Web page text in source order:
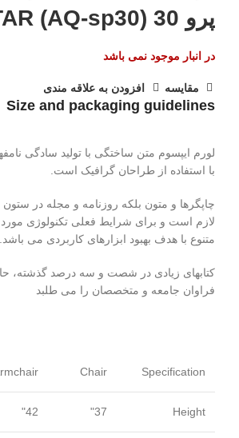
پرو LEDSTAR (AQ-sp30) 30
در انبار موجود نمی باشد
مقايسه افزودن به علاقه مندی
Size and packaging guidelines
لورم ایپسوم متن ساختگی با تولید سادگی
با استفاده از طراحان گرافیک است.
چاپگرها و متون بلکه روزنامه و مجله در
لازم است و برای شرایط فعلی تکنولوژی مورد
متنوع با هدف بهبود ابزارهای کاربردی می باشد.
کتابهای زیادی در شصت و سه درصد گذشته،
فراوان جامعه و متخصصان را می طلبد
Specification
Chair
Height
37"
42"